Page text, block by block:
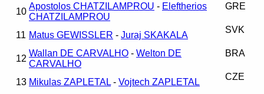
10
Apostolos CHATZILAMPROU - Eleftherios
CHATZILAMPROU
GRE
11 Matus GEWISSLER - Juraj SKAKALA
SVK
12
Wallan DE CARVALHO - Welton DE
CARVALHO
BRA
13 Mikulas ZAPLETAL - Vojtech ZAPLETAL
CZE